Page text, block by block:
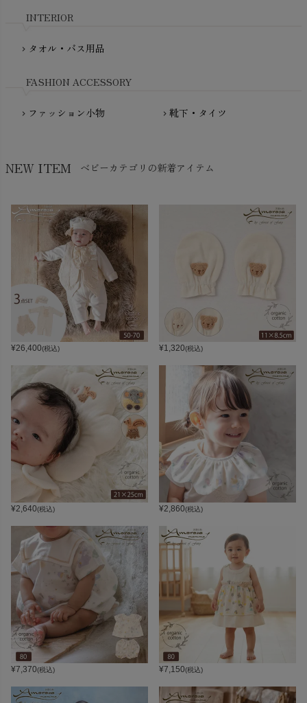
NewNative（ニューネイティブ）
INTERIOR
chevron_right タオル・バス用品
FASHION ACCESSORY
chevron_right ファッション小物 chevron_right 靴下・タイツ
NEW ITEM ベビーカテゴリの新着アイテム
¥26,400(税込) ¥1,320(税込)
¥2,640(税込) ¥2,860(税込)
¥7,370(税込) ¥7,150(税込)